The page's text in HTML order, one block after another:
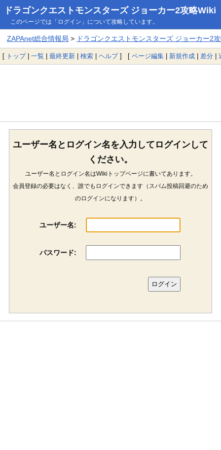
ドラゴンクエストモンスターズ ジョーカー2攻略Wiki
このページでは「ログイン」について攻略しています。
ZAPAnet総合情報局 > ドラゴンクエストモンスターズ ジョーカー2
[ トップ| 一覧 | 最終更新 | 検索 | ヘルプ] [ ページ編集 | 新規作成 | 差分 |
ユーザー名とログイン名を入力してログインして
ください。
ユーザー名とログイン名はWikiトップページに書いてあります。
会員登録の必要はなく、誰でもログインできます（スパム投稿回避のため
のログインになります）。
ユーザー名:
パスワード: